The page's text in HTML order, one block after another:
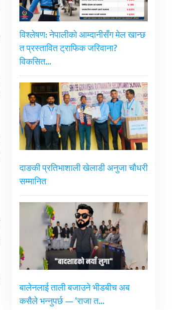
विश्लेषण: नेपालीको आम्दानीसँग मेल खान्छ
त प्रस्तावित ट्राफिक जरिवाना?
विकसित…
दाङकी प्रतिभाशाली खेलाडी अनुजा चौधरी
सम्मानित
बालेनलाई ताली बजाउने भीडबीच अब
कसैले भन्नुपर्छ — ‘राजा त…